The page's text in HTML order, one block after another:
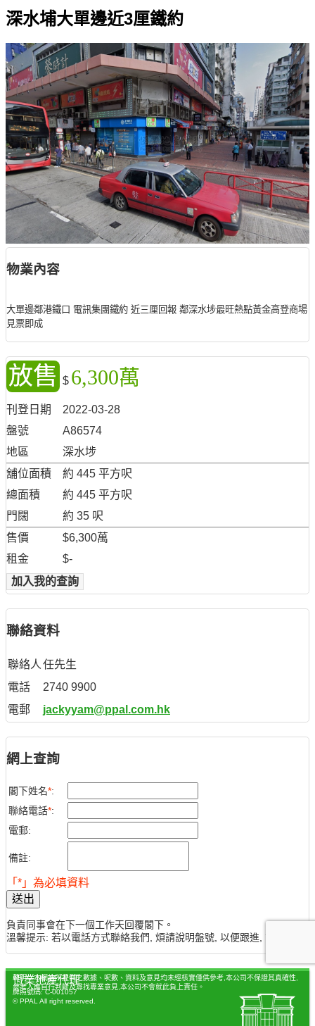
深水埔大單邊近3厘鐵約
物業內容
大單邊鄰港鐵口 電訊集團鐵約 近三厘回報 鄰深水埗最旺熱點黃金高登商場
見票即成
放售 $ 6,300萬
刊登日期
2022-03-28
盤號
A86574
地區
深水埗
舖位面積
約 445 平方呎
總面積
約 445 平方呎
門闊
約 35 呎
售價
$6,300萬
租金
$-
加入我的查詢
聯絡資料
聯絡人 任先生
電話
2740 9900
電郵
jackyyam@ppal.com.hk
網上查詢
閣下姓名*:
聯絡電話*:
電郵:
備註:
「*」為必填資料
送出
負責同事會在下一個工作天回覆閣下。
溫馨提示: 若以電話方式聯絡我們, 煩請說明盤號, 以便跟進, 謝謝。
聲明：本網站所提供之數據、呎數、資料及意見均未經核實僅供參考,本公司不保證其真確性,
參考人應自行判斷及尋找專業意見,本公司不會就此負上責任。
恆業地產代理
牌照號碼: C-001057
© PPAL All right reserved.